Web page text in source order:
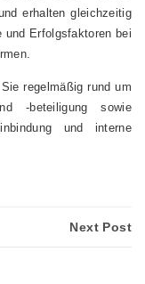
erhalten gleichzeitig
Erfolgsfaktoren bei
regelmäßig rund um
-beteiligung sowie
und interne
Next Post